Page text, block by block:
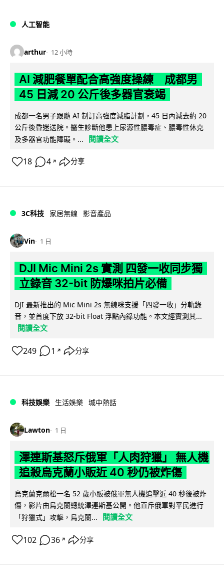
人工智能
arthur 12 小時
AI 減肥餐單配合高強度操練 成都男
45 日減 20 公斤後多器官衰竭
成都一名男子跟隨 AI 制訂高強度減脂計劃，45 日內減去約 20
公斤後昏迷送院。醫生診斷他患上尿源性膿毒症、膿毒性休克
及多器官功能障礙。...
閱讀全文
18 4 ↗ 分享
3C科技 家居無線 影音產品
Vin 1 日
DJI Mic Mini 2s 實測 四發一收同步獨
立錄音 32-bit 防爆咪拍片必備
DJI 最新推出的 Mic Mini 2s 無線咪支援「四發一收」分軌錄
音，並首度下放 32-bit Float 浮點內錄功能。本文經實測其...
閱讀全文
249 1 ↗ 分享
科技娛樂 生活娛樂 城中熱話
Lawton 1 日
澤連斯基怒斥俄軍「人肉狩獵」 無人機
追殺烏克蘭小販近 40 秒仍被炸傷
烏克蘭克爾松一名 52 歲小販被俄軍無人機追擊近 40 秒後被炸
傷，影片由烏克蘭總統澤連斯基公開。他直斥俄軍對平民進行
「狩獵式」攻擊，烏克蘭...
閱讀全文
102 36 ↗ 分享